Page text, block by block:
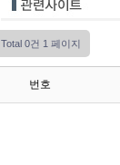
Total 0건 1 페이지
번호